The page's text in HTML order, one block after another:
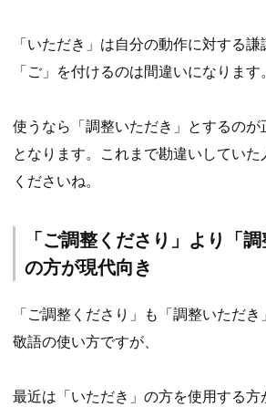
「いただき」は自分の動作に対する謙
「ご」を付けるのは間違いになります。
使うなら「調整いただき」とするの
となります。これまで勘違いしていた
くださいね。
「ご調整くださり」より「調
の方が現代向き
「ご調整くださり」も「調整いただ
敬語の使い方ですが、
最近は「いただき」の方を使用する